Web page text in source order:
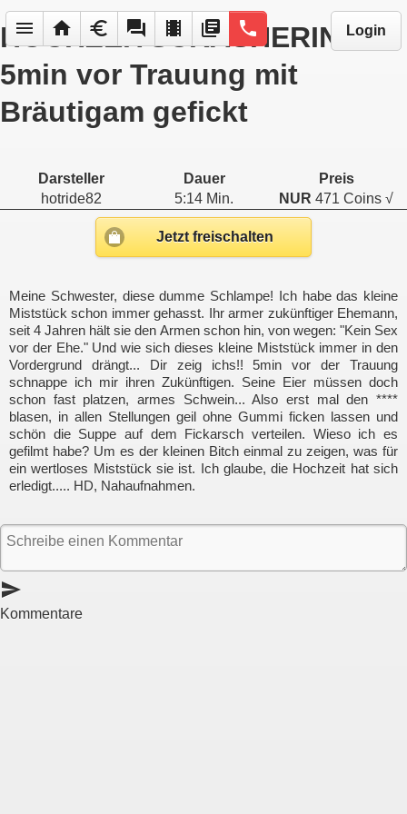
menu home euro forum local_movies library_books phone Login
HOCHZEITSCRASHERIN -
5min vor Trauung mit
Bräutigam gefickt
Darsteller Dauer
Preis
hotride82
5:14 Min. NUR 471 Coins √
Jetzt freischalten
Meine Schwester, diese dumme Schlampe! Ich habe das kleine
Miststück schon immer gehasst. Ihr armer zukünftiger Ehemann,
seit 4 Jahren hält sie den Armen schon hin, von wegen: "Kein Sex
vor der Ehe." Und wie sich dieses kleine Miststück immer in den
Vordergrund drängt... Dir zeig ichs!! 5min vor der Trauung
schnappe ich mir ihren Zukünftigen. Seine Eier müssen doch
schon fast platzen, armes Schwein... Also erst mal den ****
blasen, in allen Stellungen geil ohne Gummi ficken lassen und
schön die Suppe auf dem Fickarsch verteilen. Wieso ich es
gefilmt habe? Um es der kleinen Bitch einmal zu zeigen, was für
ein wertloses Miststück sie ist. Ich glaube, die Hochzeit hat sich
erledigt..... HD, Nahaufnahmen.
send
Kommentare